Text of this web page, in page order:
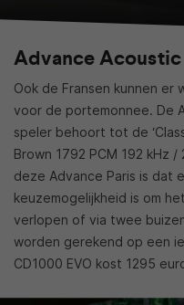
Advance Acoustic
Ook de Fransen kunnen er
voor de portemonnee. De
speler behoort tot de
Brown 1792 PCM 192 kHz
deze Advance Paris is dat
keuzemogelijkheid is om
verlopen of via twee
worden gerekend op een
CD1000 EVO kost 1295